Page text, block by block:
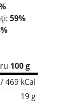
59%
100 g
469 kCal
19 g